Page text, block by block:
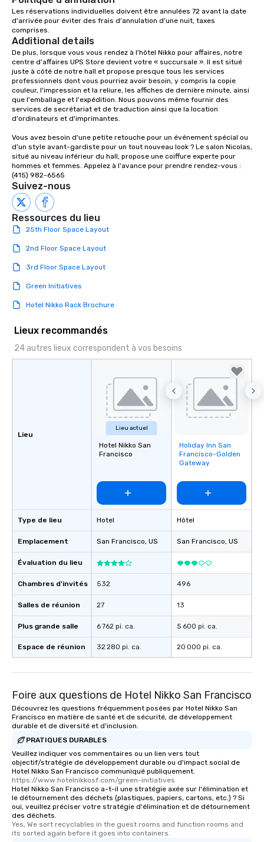
office, hotel or
Les réservations individuelles doivent être annulées 72 avant la date
d'arrivée pour éviter des frais d'annulation d'une nuit, taxes
comprises.
Additional details
De plus, lorsque vous vous rendez à l'hôtel Nikko pour affaires, notre
centre d'affaires UPS Store devient votre « succursale ». Il est situé
juste à côté de notre hall et propose presque tous les services
professionnels dont vous pourriez avoir besoin, y compris la copie
couleur, l'impression et la reliure, les affiches de dernière minute, ainsi
que l'emballage et l'expédition. Nous pouvons même fournir des
services de secrétariat et de traduction ainsi que la location
d'ordinateurs et d'imprimantes.
Vous avez besoin d'une petite retouche pour un événement spécial ou
d'un style avant-gardiste pour un tout nouveau look ? Le salon Nicolas,
situé au niveau inférieur du hall, propose une coiffure experte pour
hommes et femmes. Appelez à l'avance pour prendre rendez-vous :
(415) 982-6565
Suivez-nous
Ressources du lieu
25th Floor Space Layout
2nd Floor Space Layout
3rd Floor Space Layout
Green Initiatives
Hotel Nikko Rack Brochure
Lieux recommandés
24 autres lieux correspondent à vos besoins
Lieu
Type de lieu
Emplacement
Évaluation du lieu
Chambres d'invités
Salles de réunion
Plus grande salle
Espace de réunion
Lieu actuel
Hotel Nikko San
Francisco
Hotel
San Francisco, US
532
27
6 762 pi. ca.
32 280 pi. ca.
Removed from
favorites
Holiday Inn San
Francisco-Golden
Gateway
Hôtel
San Francisco, US
496
13
5 600 pi. ca.
20 000 pi. ca.
Foire aux questions de Hotel Nikko San Francisco
Découvrez les questions fréquemment posées par Hotel Nikko San
Francisco en matière de santé et de sécurité, de développement
durable et de diversité et d'inclusion.
PRATIQUES DURABLES
Veuillez indiquer vos commentaires ou un lien vers tout
objectif/stratégie de développement durable ou d'impact social de
Hotel Nikko San Francisco communiqué publiquement.
https://www.hotelnikkosf.com/green-initiatives
Hotel Nikko San Francisco a-t-il une stratégie axée sur l'élimination et
le détournement des déchets (plastiques, papiers, cartons, etc.) ? Si
oui, veuillez préciser votre stratégie d'élimination et de détournement
des déchets.
Yes, We sort recyclables in the guest rooms and function rooms and
its sorted again before it goes into containers.